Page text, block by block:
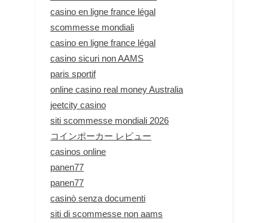
casino en ligne france légal
scommesse mondiali
casino en ligne france légal
casino sicuri non AAMS
paris sportif
online casino real money Australia
jeetcity casino
siti scommesse mondiali 2026
コインポーカー レビュー
casinos online
panen77
panen77
casinò senza documenti
siti di scommesse non aams